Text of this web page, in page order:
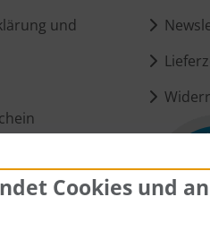
und
Cookies und